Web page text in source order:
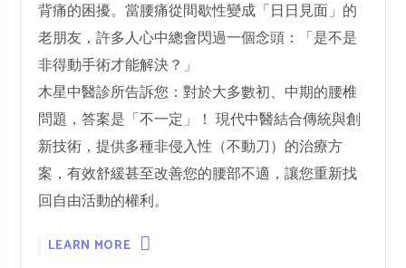
背痛的困擾。當腰痛從間歇性變成「日日見面」的
老朋友，許多人心中總會閃過一個念頭：「是不是
非得動手術才能解決？」
木星中醫診所告訴您：對於大多數初、中期的腰椎
問題，答案是「不一定」！ 現代中醫結合傳統與創
新技術，提供多種非侵入性（不動刀）的治療方
案，有效舒緩甚至改善您的腰部不適，讓您重新找
回自由活動的權利。
LEARN MORE